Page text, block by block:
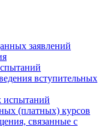
заявлений
вступительных
испытаний
(платных) курсов
связанные с